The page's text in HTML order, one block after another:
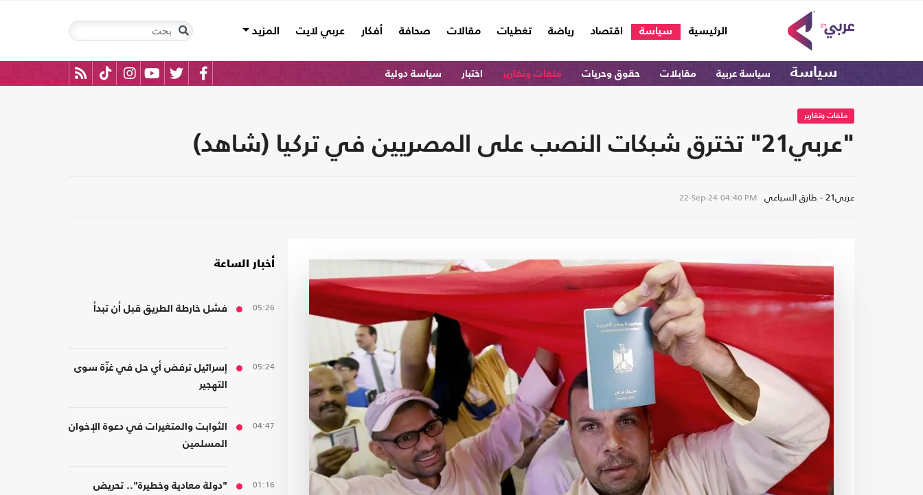
الرئيسية
(current) سياسة اقتصاد رياضة تغطيات مقالات صحافة أفكار عربي لايت المزيد
سياسة سياسة عربية مقابلات حقوق وحريات ملفات وتقارير اختبار سياسة دولية
ملفات وتقارير
"عربي21" تخترق شبكات النصب على المصريين في تركيا (شاهد)
عربي21 - طارق السباعي 22-Sep-24 04:40 PM
أخبار الساعة
05:26 فشل خارطة الطريق قبل أن تبدأ
05:24
إسرائيل ترفض أي حل في غزّة سوى
التهجير
04:47
الثوابت والمتغيرات في دعوة الإخوان
المسلمين
01:16
"دولة معادية وخطيرة".. تحريض